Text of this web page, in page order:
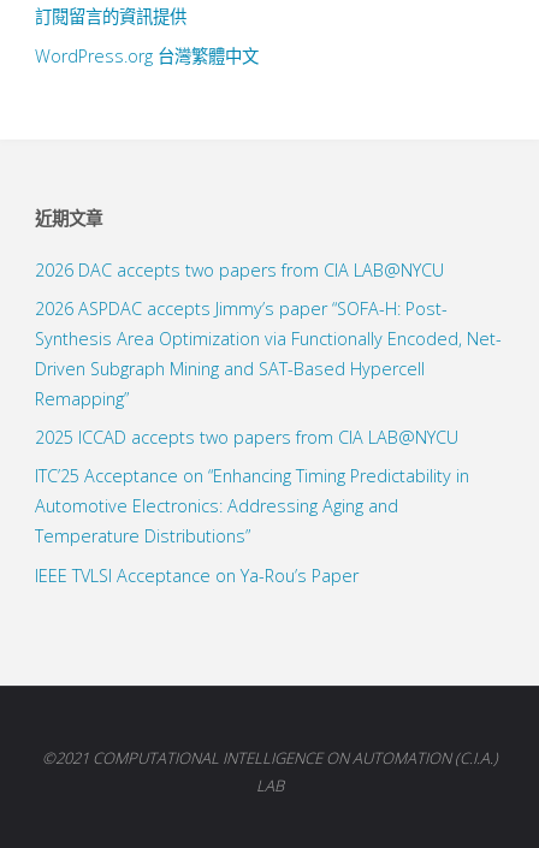
訂閱留言的資訊提供
WordPress.org 台灣繁體中文
近期文章
2026 DAC accepts two papers from CIA LAB@NYCU
2026 ASPDAC accepts Jimmy’s paper “SOFA-H: Post-
Synthesis Area Optimization via Functionally Encoded, Net-
Driven Subgraph Mining and SAT-Based Hypercell
Remapping”
2025 ICCAD accepts two papers from CIA LAB@NYCU
ITC’25 Acceptance on “Enhancing Timing Predictability in
Automotive Electronics: Addressing Aging and
Temperature Distributions”
IEEE TVLSI Acceptance on Ya-Rou’s Paper
©2021 COMPUTATIONAL INTELLIGENCE ON AUTOMATION (C.I.A.)
LAB